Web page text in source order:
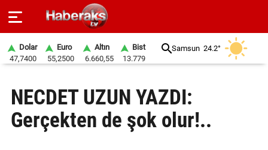
SPOR
YAŞAM
Dolar
47,7400
Euro
55,2500
Altın
6.660,55
Bist
13.779
Samsun 24.2°
NECDET UZUN YAZDI:
Gerçekten de şok olur!..